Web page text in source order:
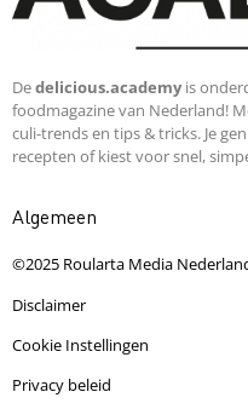
Dedelicious.academyis
foodmagazine van Nederland!
culi-trends en tips & tricks. Je
recepten of kiest voor snel,
Algemeen
©2025 Roularta Media
Disclaimer
Cookie Instellingen
Privacy beleid